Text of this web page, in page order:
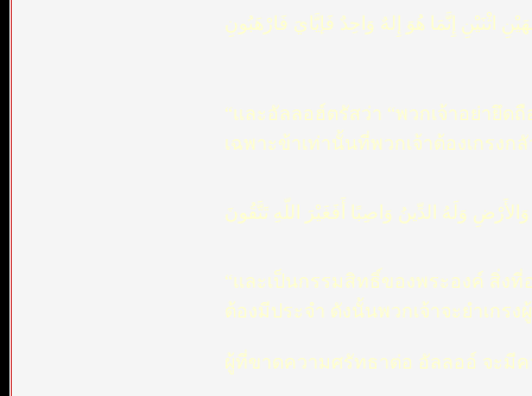
اثْنَيْنِ إِنَّمَا هُوَ إِلهٌ وَاحِدٌ فَإيَّايَ فَارْهَبُونِ
“และอัลลอฮ์ตรัสว่า “พวกเจ้าอย่ายึด
เฉพาะข้าเท่านั้นที่พวกเจ้าต้องเกรงกลั
وَلَهُ الدِّينُ وَاصِبًا أَفَغَيْرَ اللّهِ تَتَّقُونَ
“และเป็นกรรมสิทธิ์ของพระองค์ สิ่ง
ต้องมีประจำ ดังนั้นพวกเจ้าจะยำเกร
ผู้ที่ขาดความศรัทธาต่อ อัลลออ์ จะมี